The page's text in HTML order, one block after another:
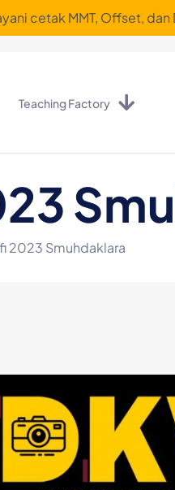
cetak MMT, Offset, dan
Teaching Factory
2023 Smuhdaklara